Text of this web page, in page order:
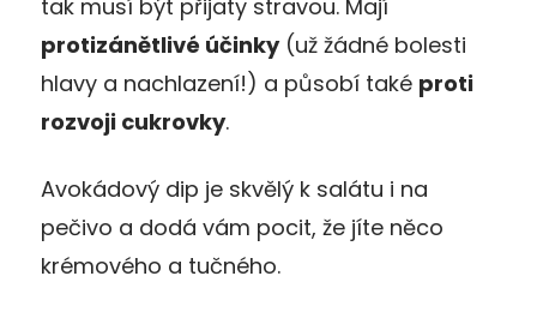
tak musí být přijaty stravou. Mají
protizánětlivé účinky(už žádné bolesti
hlavy a nachlazení!) a působí také proti
rozvoji cukrovky.
Avokádový dip je skvělý k salátu i na
pečivo a dodá vám pocit, že jíte něco
krémového a tučného.